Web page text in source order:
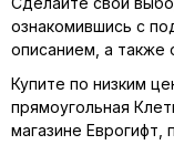
ознакомившись с
описанием, а также
Купите по низким
прямоугольная
магазине Еврогифт,